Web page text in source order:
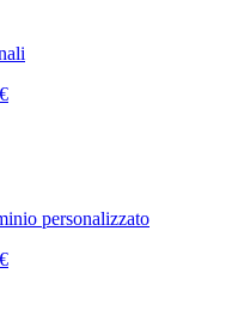
personalizzato